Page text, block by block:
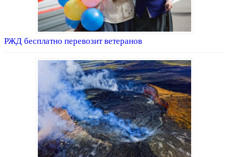
РЖД бесплатно перевозит ветеранов